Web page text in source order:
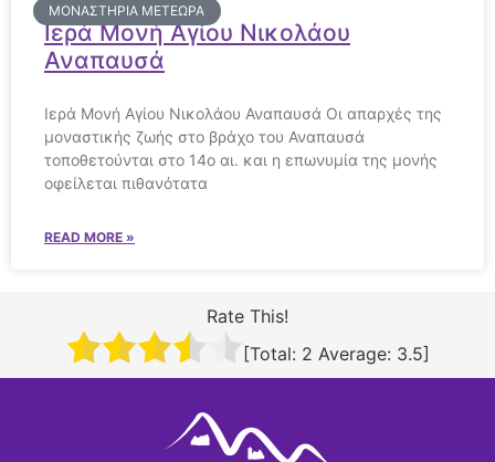
ΜΟΝΑΣΤΉΡΙΑ ΜΕΤΕΩΡΑ
Ιερά Μονή Αγίου Νικολάου
Αναπαυσά
Ιερά Μονή Αγίου Νικολάου Αναπαυσά Οι απαρχές της
μοναστικής ζωής στο βράχο του Αναπαυσά
τοποθετούνται στο 14ο αι. και η επωνυμία της μονής
οφείλεται πιθανότατα
READ MORE »
Rate This!
[Total: 2 Average: 3.5]